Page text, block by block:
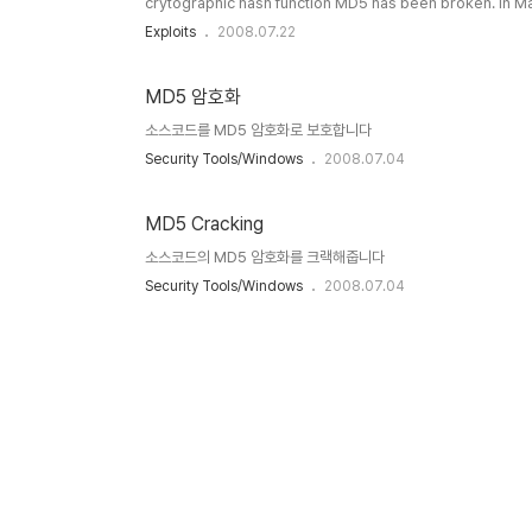
Shandong University in China published an article in
Exploits 2008.07.22
MD5 암호화
소스코드를 MD5 암호화로 보호합니다
Security Tools/Windows 2008.07.04
MD5 Cracking
소스코드의 MD5 암호화를 크랙해줍니다
Security Tools/Windows 2008.07.04